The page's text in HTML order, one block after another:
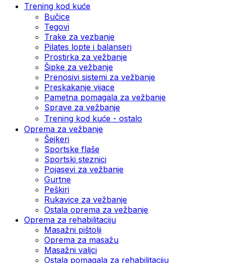
Trening kod kuće
Bučice
Tegovi
Trake za vezbanje
Pilates lopte i balanseri
Prostirka za vežbanje
Šipke za vežbanje
Prenosivi sistemi za vežbanje
Preskakanje vijace
Pametna pomagala za vežbanje
Sprave za vežbanje
Trening kod kuće - ostalo
Oprema za vežbanje
Šejkeri
Sportske flaše
Sportski steznici
Pojasevi za vežbanje
Gurtne
Peškiri
Rukavice za vežbanje
Ostala oprema za vežbanje
Oprema za rehabilitaciju
Masažni pištolji
Oprema za masažu
Masažni valjci
Ostala pomagala za rehabilitaciju